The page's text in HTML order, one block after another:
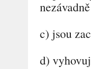
c) jsou
d)